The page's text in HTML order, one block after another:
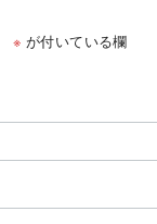
※ が付いている欄